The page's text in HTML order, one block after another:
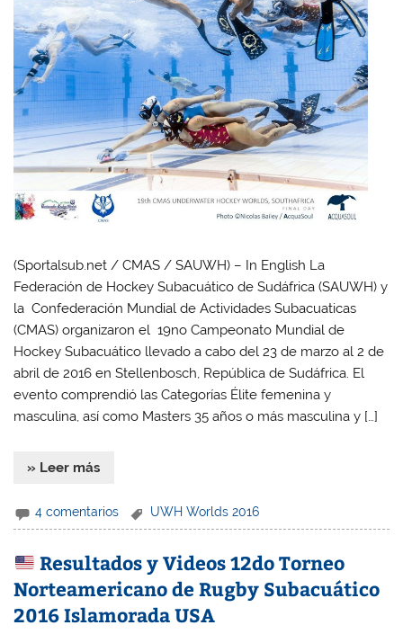
(Sportalsub.net / CMAS / SAUWH) – In English La
Federación de Hockey Subacuático de Sudáfrica (SAUWH) y
la Confederación Mundial de Actividades Subacuaticas
(CMAS) organizaron el 19no Campeonato Mundial de
Hockey Subacuático llevado a cabo del 23 de marzo al 2 de
abril de 2016 en Stellenbosch, República de Sudáfrica. El
evento comprendió las Categorías Élite femenina y
masculina, así como Masters 35 años o más masculina y […]
» Leer más
4 comentarios UWH Worlds 2016
Resultados y Videos 12do Torneo
Norteamericano de Rugby Subacuático
2016 Islamorada USA